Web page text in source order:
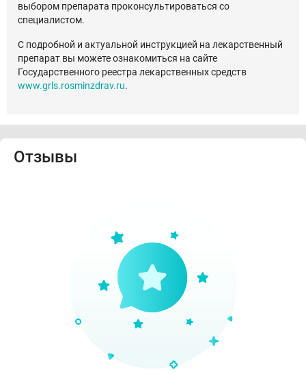
выбором препарата проконсультироваться со
специалистом.
С подробной и актуальной инструкцией на лекарственный
препарат вы можете ознакомиться на сайте
Государственного реестра лекарственных средств
www.grls.rosminzdrav.ru.
Отзывы